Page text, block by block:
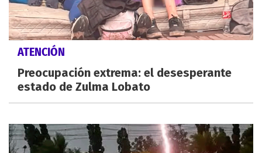
ATENCIÓN
Preocupación extrema: el desesperante
estado de Zulma Lobato